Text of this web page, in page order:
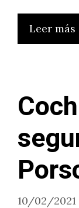
Leer más
10/02/2021